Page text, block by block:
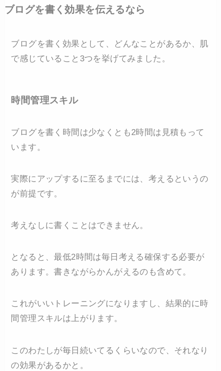
ブログを書く効果を伝えるなら
ブログを書く効果として、どんなことがあるか、肌
で感じていること3つを挙げてみました。
時間管理スキル
ブログを書く時間は少なくとも2時間は見積もって
います。
実際にアップするに至るまでには、考えるというの
が前提です。
考えなしに書くことはできません。
となると、最低2時間は毎日考える確保する必要が
あります。書きながらかんがえるのも含めて。
これがいいトレーニングになりますし、結果的に時
間管理スキルは上がります。
このわたしが毎日続いてるくらいなので、それなり
の効果があるかと。